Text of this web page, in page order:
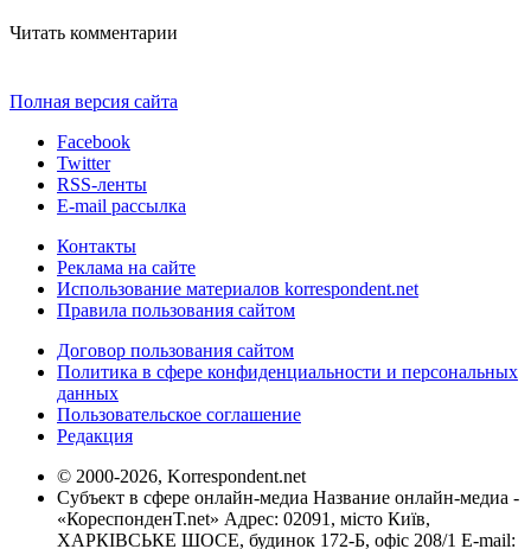
Читать комментарии
Полная версия сайта
Facebook
Twitter
RSS-ленты
E-mail рассылка
Контакты
Реклама на сайте
Использование материалов korrespondent.net
Правила пользования сайтом
Договор пользования сайтом
Политика в сфере конфиденциальности и персональных
данных
Пользовательское соглашение
Редакция
© 2000-2026, Korrespondent.net
Субъект в сфере онлайн-медиа Название онлайн-медиа -
«КореспонденТ.net» Адрес: 02091, місто Київ,
ХАРКІВСЬКЕ ШОСЕ, будинок 172-Б, офіс 208/1 E-mail: